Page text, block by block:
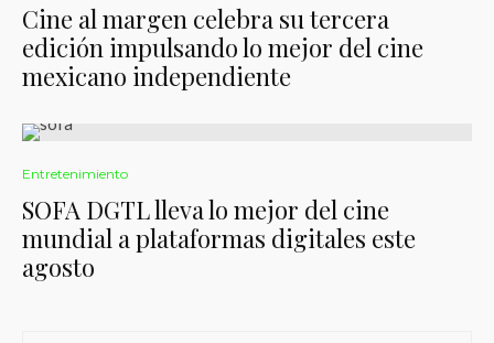
Cine al margen celebra su tercera
edición impulsando lo mejor del cine
mexicano independiente
Entretenimiento
SOFA DGTL lleva lo mejor del cine
mundial a plataformas digitales este
agosto